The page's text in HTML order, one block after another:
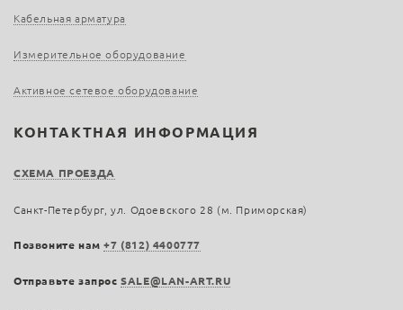
Кабельная арматура
Измерительное оборудование
Активное сетевое оборудование
КОНТАКТНАЯ ИНФОРМАЦИЯ
СХЕМА ПРОЕЗДА
Санкт-Петербург, ул. Одоевского 28 (м. Приморская)
Позвоните нам+7 (812) 4400777
Отправьте запросSALE@LAN-ART.RU